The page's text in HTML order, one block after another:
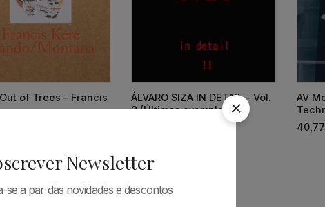
of Trees – Francis
ÁLVARO SIZA IN DETAIL – Vol.
2 (Últimos exemplares)
AV
40,77
em Arquitectura
Newsletter
se a par das novidades e descontos